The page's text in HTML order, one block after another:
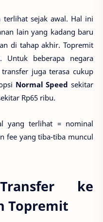
terlihat sejak awal. Hal ini
lain yang kadang baru
di tahap akhir. Topremit
Untuk beberapa negara
juga terasa cukup
Normal Speedsekitar
Rp65 ribu.
yang terlihat = nominal
fee yang tiba-tiba muncul
ke
Topremit